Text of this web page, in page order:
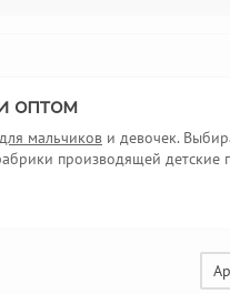
оптом
мальчиков и девочек.
производящей детские